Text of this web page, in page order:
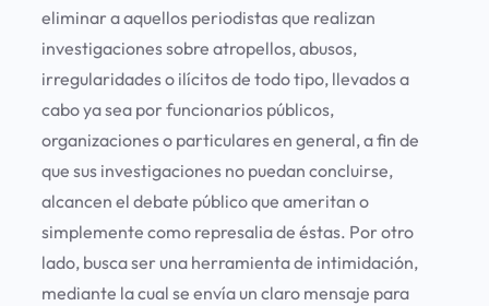
eliminar a aquellos periodistas que realizan
investigaciones sobre atropellos, abusos,
irregularidades o ilícitos de todo tipo, llevados a
cabo ya sea por funcionarios públicos,
organizaciones o particulares en general, a fin de
que sus investigaciones no puedan concluirse,
alcancen el debate público que ameritan o
simplemente como represalia de éstas. Por otro
lado, busca ser una herramienta de intimidación,
mediante la cual se envía un claro mensaje para